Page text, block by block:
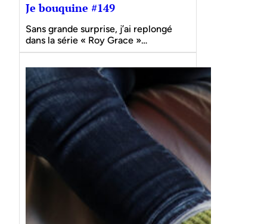
Je bouquine #149
Sans grande surprise, j’ai replongé
dans la série « Roy Grace »…